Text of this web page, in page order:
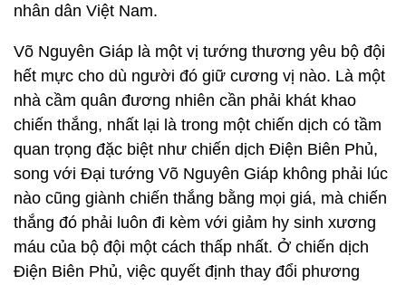
nhân dân Việt Nam.
Võ Nguyên Giáp là một vị tướng thương yêu bộ đội
hết mực cho dù người đó giữ cương vị nào. Là một
nhà cầm quân đương nhiên cần phải khát khao
chiến thắng, nhất lại là trong một chiến dịch có tầm
quan trọng đặc biệt như chiến dịch Điện Biên Phủ,
song với Đại tướng Võ Nguyên Giáp không phải lúc
nào cũng giành chiến thắng bằng mọi giá, mà chiến
thắng đó phải luôn đi kèm với giảm hy sinh xương
máu của bộ đội một cách thấp nhất. Ở chiến dịch
Điện Biên Phủ, việc quyết định thay đổi phương